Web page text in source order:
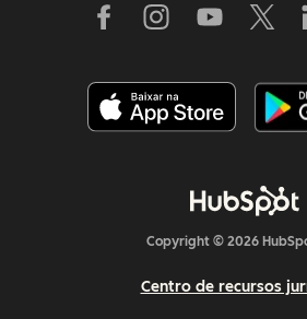
Copyright © 2026
Centro de recursos